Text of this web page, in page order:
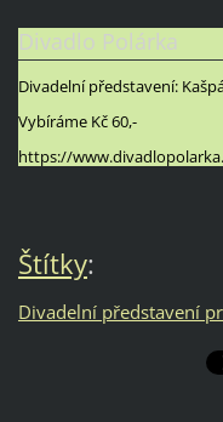
Divadlo Polárka
Divadelní představení:
Vybíráme Kč 60,-
https://
Štítky:
Divadelní představení